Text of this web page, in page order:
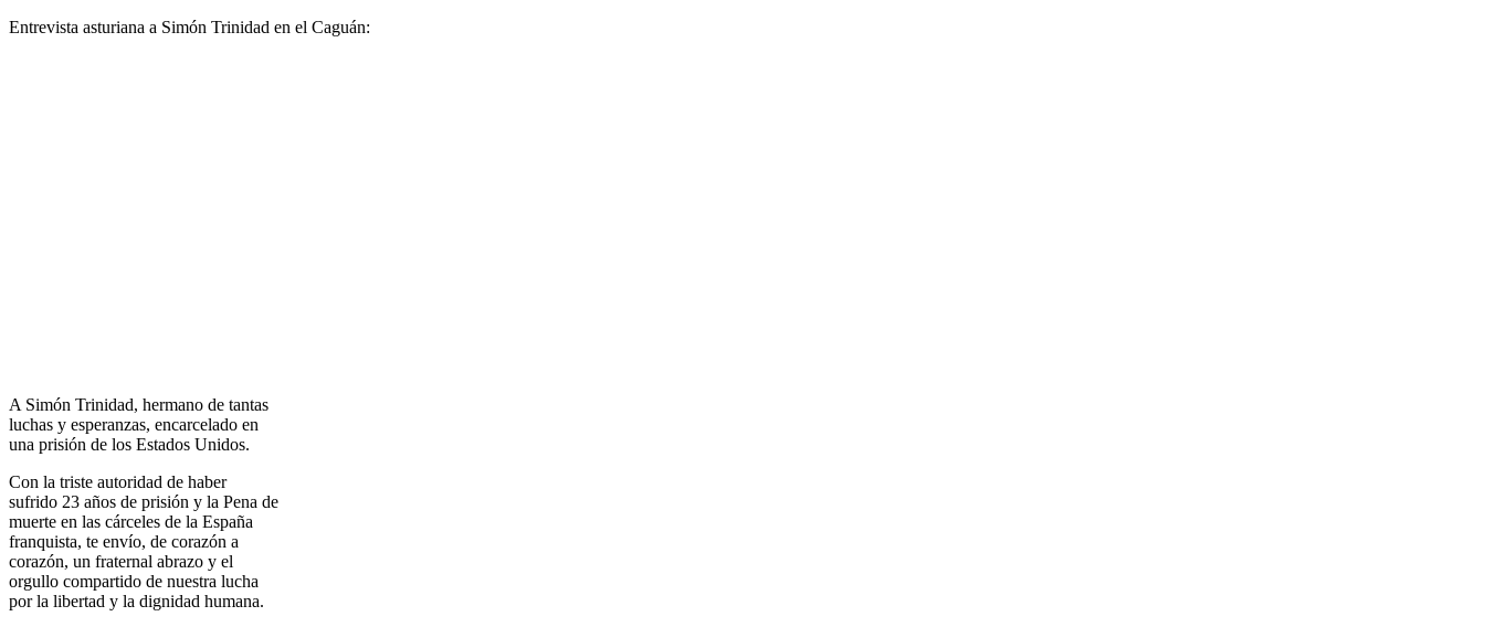
Entrevista asturiana a Simón Trinidad en el Caguán:
A Simón Trinidad, hermano de tantas
luchas y esperanzas, encarcelado en
una prisión de los Estados Unidos.
Con la triste autoridad de haber
sufrido 23 años de prisión y la Pena de
muerte en las cárceles de la España
franquista, te envío, de corazón a
corazón, un fraternal abrazo y el
orgullo compartido de nuestra lucha
por la libertad y la dignidad humana.